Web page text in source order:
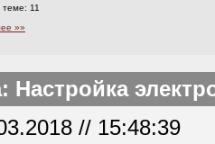
теме: 11
»»
Настройка
// 15:48:39